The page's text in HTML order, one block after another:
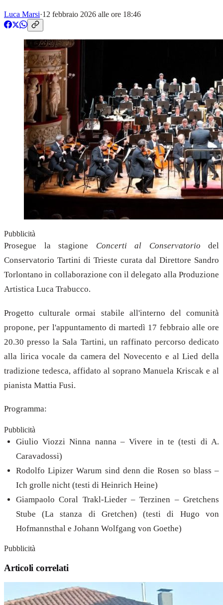
Luca Marsi·12 febbraio 2026 alle ore 18:46
Pubblicità
Prosegue la stagione Concerti al Conservatorio del
Conservatorio Tartini di Trieste curata dal Direttore Sandro
Torlontano in collaborazione con il delegato alla Produzione
Artistica Luca Trabucco.
Progetto culturale ormai stabile all'interno del comunità
propone, per l'appuntamento di martedì 17 febbraio alle ore
20.30 presso la Sala Tartini, un raffinato percorso dedicato
alla lirica vocale da camera del Novecento e al Lied della
tradizione tedesca, affidato al soprano Manuela Kriscak e al
pianista Mattia Fusi.
Programma:
Pubblicità
Giulio Viozzi Ninna nanna – Vivere in te (testi di A.
Caravadossi)
Rodolfo Lipizer Warum sind denn die Rosen so blass –
Ich grolle nicht (testi di Heinrich Heine)
Giampaolo Coral Trakl-Lieder – Terzinen – Gretchens
Stube (La stanza di Gretchen) (testi di Hugo von
Hofmannsthal e Johann Wolfgang von Goethe)
Pubblicità
Articoli correlati